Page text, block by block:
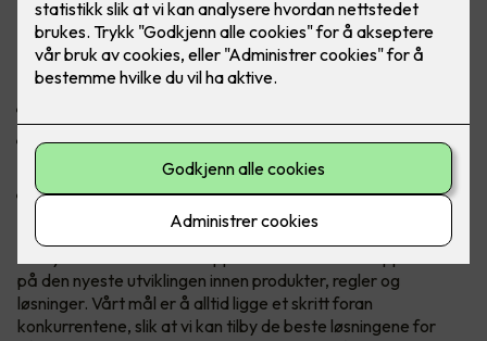
Våre motiverte og kompetente medarbeidere gir kundene
den nødvendige tryggheten og kvaliteten de fortjener.
Som kunde hos oss vil du oppleve:
Trygghet: Vårt erfarne team sikrer at alle oppdrag utføres
sikkert og pålitelig.
Tillit: Vi bygger langvarige relasjoner basert på ærlighet
på den nyeste utviklingen innen produkter, regler og
løsninger. Vårt mål er å alltid ligge et skritt foran
konkurrentene, slik at vi kan tilby de beste løsningene for